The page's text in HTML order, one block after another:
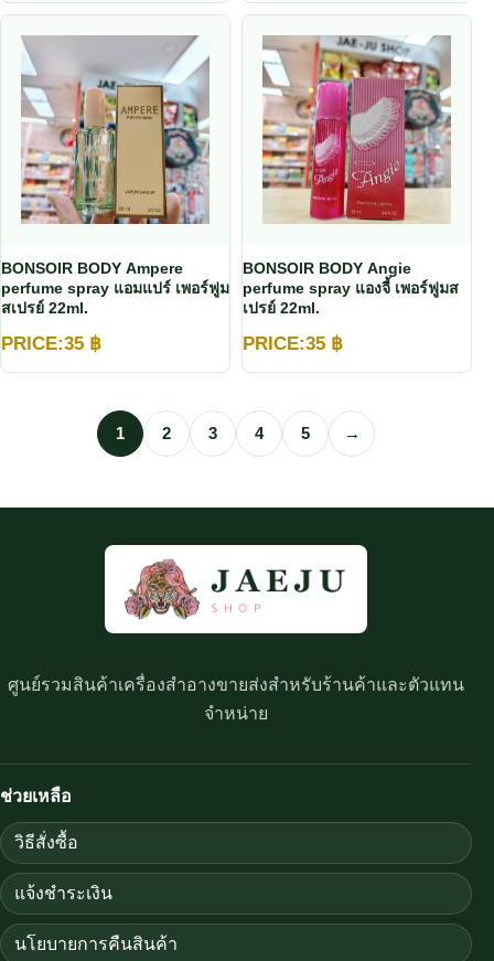
BONSOIR BODY Ampere
perfume spray แอมแปร์ เพอร์ฟูม
สเปรย์ 22ml.
PRICE:35 ฿
BONSOIR BODY Angie
perfume spray แองจี้ เพอร์ฟูมส
เปรย์ 22ml.
PRICE:35 ฿
1 2 3 4 5 →
ศูนย์รวมสินค้าเครื่องสำอางขายส่งสำหรับร้านค้าและตัวแทน
จำหน่าย
ช่วยเหลือ
วิธีสั่งซื้อ
แจ้งชำระเงิน
นโยบายการคืนสินค้า